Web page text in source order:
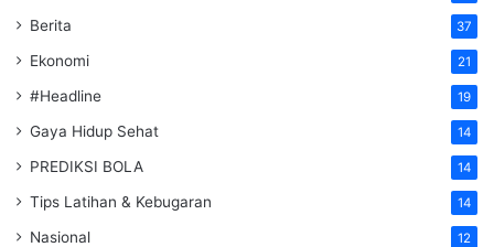
Berita 37
Ekonomi 21
#Headline 19
Gaya Hidup Sehat 14
PREDIKSI BOLA 14
Tips Latihan & Kebugaran 14
Nasional 12